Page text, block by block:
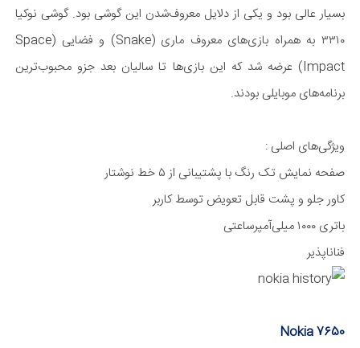
بسیار عالی بود و یکی از دلایل معروف‌شدن این گوشی بود. گوشی نوکیا
۳۳۱۰ به همراه بازی‌های معروف ماری (Snake) و فضایی (Space
Impact) عرضه شد که این بازی‌ها تا سالیان بعد جزو محبوب‌ترین
برنامه‌های موبایلی بودند.
ویژگی‌های اصلی :
صفحه نمایش تک رنگ با پشتیبانی از ۵ خط نوشتار
کاور جلو و پشت قابل تعویض توسط کاربر
باتری ۱۰۰۰ میلی‌آمپر‌ساعتی
فنا‌ناپذیر
Nokia 7650